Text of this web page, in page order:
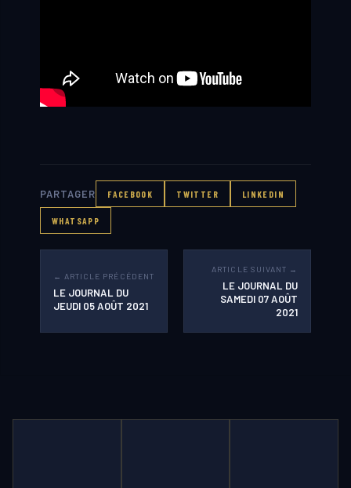
PARTAGER FACEBOOK TWITTER LINKEDIN
WHATSAPP
← ARTICLE PRÉCÉDENT
LE JOURNAL DU
JEUDI 05 AOÛT 2021
ARTICLE SUIVANT →
LE JOURNAL DU
SAMEDI 07 AOÛT
2021